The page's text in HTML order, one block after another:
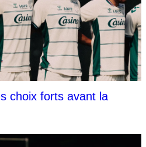
choix forts avant la